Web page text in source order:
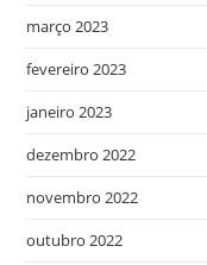
março 2023
fevereiro 2023
janeiro 2023
dezembro 2022
novembro 2022
outubro 2022